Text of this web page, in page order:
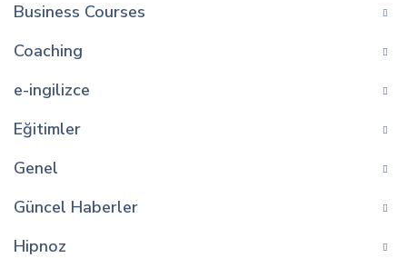
Business Courses
Coaching
e-ingilizce
Eğitimler
Genel
Güncel Haberler
Hipnoz